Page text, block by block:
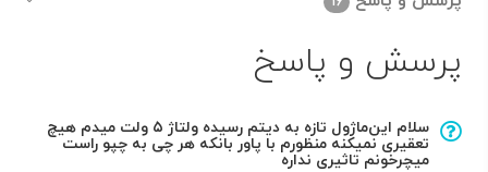
پرسش و پاسخ
سلام این‌ماژول تازه به دیتم رسیده ولتاژ ۵ ولت میدم هیچ
تعقیری نمیکنه منظورم با پاور بانکه هر چی به چپو راست
میچرخونم تاثیری نداره